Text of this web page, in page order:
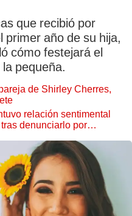
que recibió por
primer año de su hija,
cómo festejará el
pequeña.
de Shirley Cherres,
relación sentimental
denunciarlo por